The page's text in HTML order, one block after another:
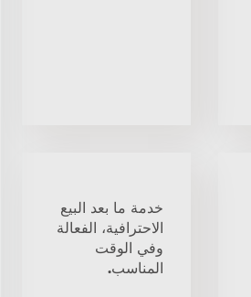
خدمة ما بعد البيع
الاحترافية، الفعالة
وفي الوقت
المناسب.